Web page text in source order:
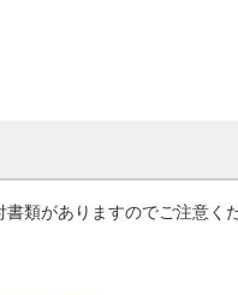
類がありますのでご注意く